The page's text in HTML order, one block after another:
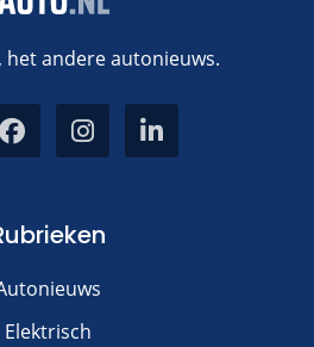
het andere autonieuws.
Elektrisch